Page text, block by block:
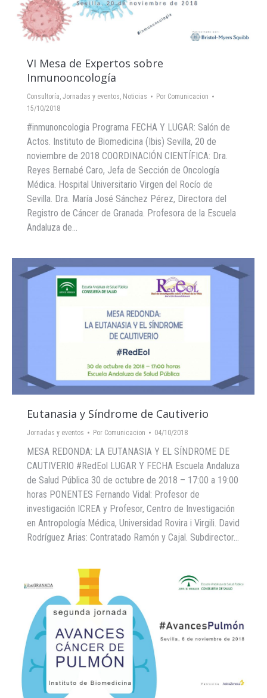
VI Mesa de Expertos sobre
Inmunooncología
Consultoría, Jornadas y eventos, Noticias Por Comunicacion
15/10/2018
#inmunoncologia Programa FECHA Y LUGAR: Salón de
Actos. Instituto de Biomedicina (Ibis) Sevilla, 20 de
noviembre de 2018 COORDINACIÓN CIENTÍFICA: Dra.
Reyes Bernabé Caro, Jefa de Sección de Oncología
Médica. Hospital Universitario Virgen del Rocío de
Sevilla. Dra. María José Sánchez Pérez, Directora del
Registro de Cáncer de Granada. Profesora de la Escuela
Andaluza de…
Eutanasia y Síndrome de Cautiverio
Jornadas y eventos Por Comunicacion 04/10/2018
MESA REDONDA: LA EUTANASIA Y EL SÍNDROME DE
CAUTIVERIO #RedEol LUGAR Y FECHA Escuela Andaluza
de Salud Pública 30 de octubre de 2018 – 17:00 a 19:00
horas PONENTES Fernando Vidal: Profesor de
investigación ICREA y Profesor, Centro de Investigación
en Antropología Médica, Universidad Rovira i Virgili. David
Rodríguez Arias: Contratado Ramón y Cajal. Subdirector…